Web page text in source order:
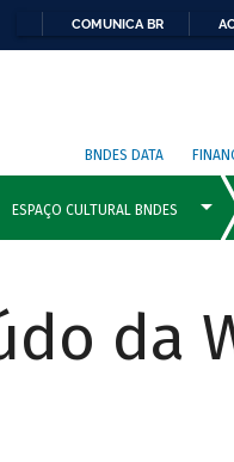
COMUNICA BR
BNDES DATA
da